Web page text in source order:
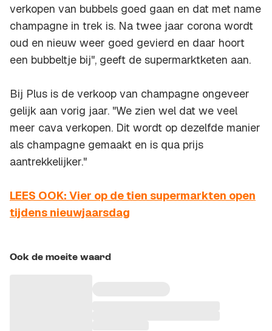
verkopen van bubbels goed gaan en dat met name
champagne in trek is. Na twee jaar corona wordt
oud en nieuw weer goed gevierd en daar hoort
een bubbeltje bij", geeft de supermarktketen aan.
Bij Plus is de verkoop van champagne ongeveer
gelijk aan vorig jaar. "We zien wel dat we veel
meer cava verkopen. Dit wordt op dezelfde manier
als champagne gemaakt en is qua prijs
aantrekkelijker."
LEES OOK: Vier op de tien supermarkten open
tijdens nieuwjaarsdag
Ook de moeite waard